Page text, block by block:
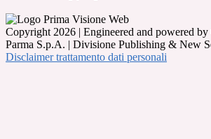
Copyright 2026 | Engineered and powered
Parma S.p.A. | Divisione Publishing & New
Disclaimer trattamento dati personali